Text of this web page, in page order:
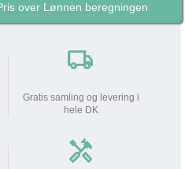
859 kr
do_not_disturb_on
over Lønnen beregningen
local_shipping
Gratis samling og levering i
hele DK
handyman